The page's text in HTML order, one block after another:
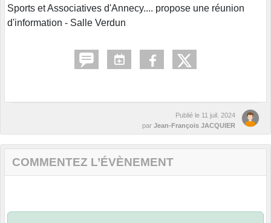
Sports et Associatives d'Annecy.... propose une réunion
d'information - Salle Verdun
Publié le 11 juil. 2024
par Jean-François JACQUIER
COMMENTEZ L’ÉVÈNEMENT